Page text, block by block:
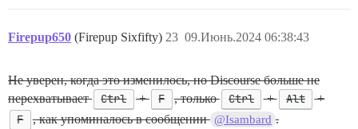
Firepup650 (Firepup Sixfifty) 09.Июнь.2024 06:38:43
23
Не уверен, когда это изменилось, но Discourse больше не
перехватывает
Ctrl + F , только Ctrl + Alt +
F , как упоминалось в сообщении @Isambard .